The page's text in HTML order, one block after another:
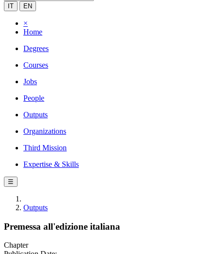
IT EN
×
Home
Degrees
Courses
Jobs
People
Outputs
Organizations
Third Mission
Expertise & Skills
☰
Outputs
Premessa all'edizione italiana
Chapter